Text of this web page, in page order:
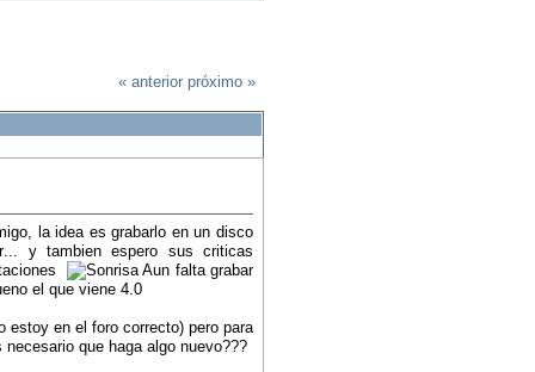
« anterior próximo »
la idea es grabarlo en un disco
... y tambien espero sus criticas
Aun falta grabar
el que viene 4.0
en el foro correcto) pero para
que haga algo nuevo???